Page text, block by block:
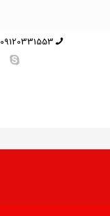
09120331553 دفتر تهران